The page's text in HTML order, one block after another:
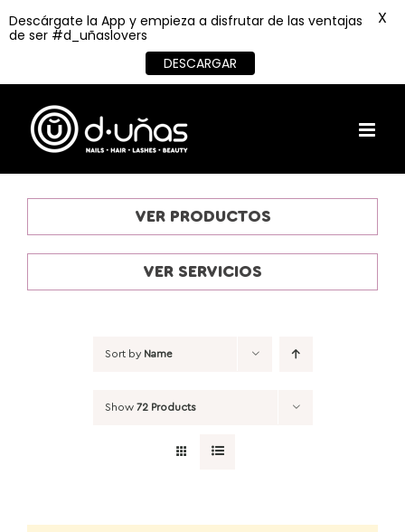
content
VER PRODUCTOS
VER SERVICIOS
Sort by Name
Show 72 Products
Descárgate la App y empieza a disfrutar de las ventajas
de ser #d_uñaslovers
DESCARGAR
X